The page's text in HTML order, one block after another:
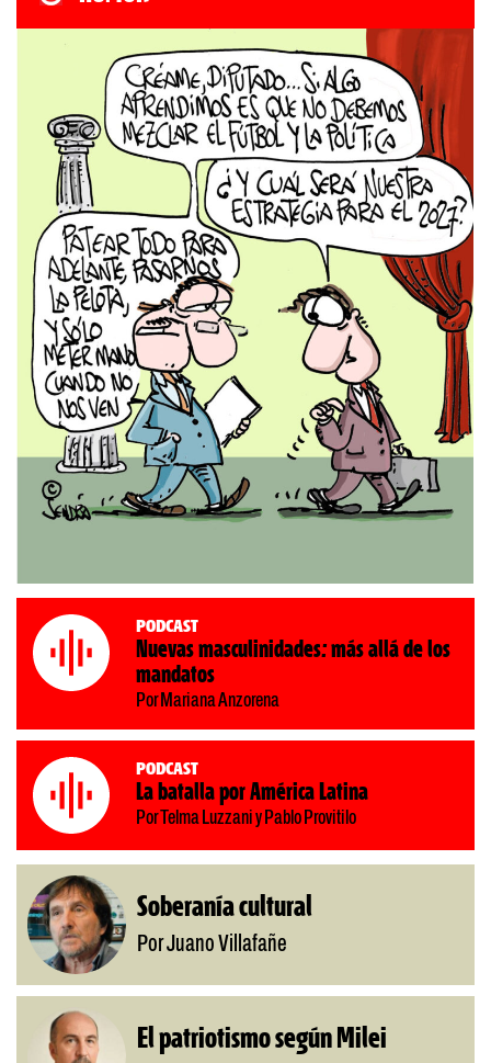
Podcast
Nuevas masculinidades: más allá de los
mandatos
Por Mariana Anzorena
Podcast
La batalla por América Latina
Por Telma Luzzani y Pablo Provitilo
Soberanía cultural
Por Juano Villafañe
El patriotismo según Milei